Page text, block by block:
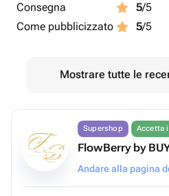
Consegna
5/5
Come pubblicizzato
5/5
Mostrare tutte le
Supershop Accetta
FlowBerry by
Andare alla pagina